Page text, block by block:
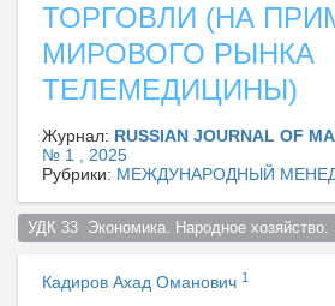
ТОРГОВЛИ (НА
МИРОВОГО РЫНКА
ТЕЛЕМЕДИЦИНЫ)
Журнал: RUSSIAN JOURNAL OF
№ 1 , 2025
Рубрики: МЕЖДУНАРОДНЫЙ
УДК 33  Экономика. Народное хозяйство.
Кадиров Ахад Оманович 1